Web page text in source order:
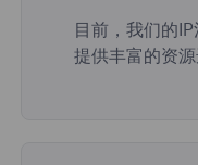
目前，我们的
提供丰富的资源